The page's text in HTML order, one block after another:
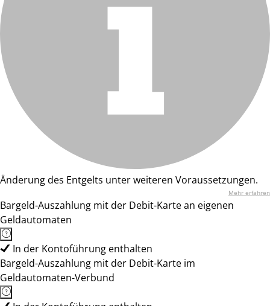
Änderung des Entgelts unter weiteren Voraussetzungen.
Mehr erfahren
Bargeld-Auszahlung mit der Debit-Karte an eigenen
Geldautomaten
In der Kontoführung enthalten
Bargeld-Auszahlung mit der Debit-Karte im
Geldautomaten-Verbund